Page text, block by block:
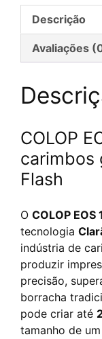
Tampon
Flash
personnalisé
Descrição
Avaliações
COLOP
carimbos
Flash
OCOLOP EOS
tecnologia
indústria de
produzir
precisão,
borracha
pode criar até
tamanho de